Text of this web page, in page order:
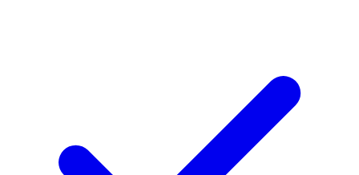
基於信仰的喪親支援
對於父親